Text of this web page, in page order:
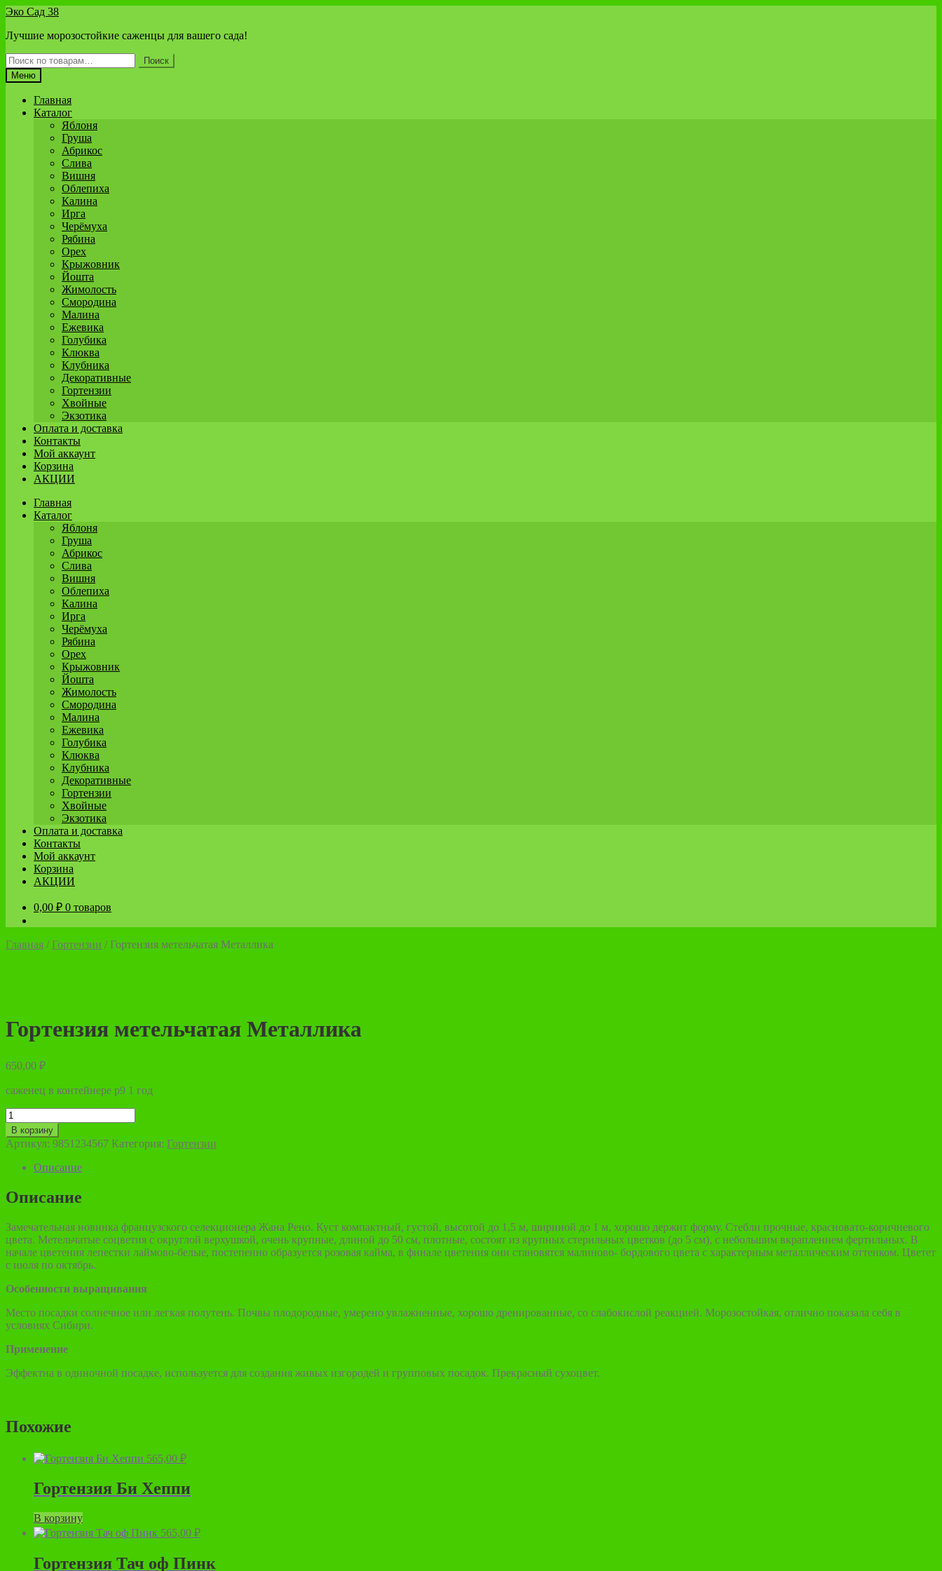
Перейти
навигации
Перейти
содержимому
Эко Сад 38
Лучшие морозостойкие саженцы для вашего сада!
Искать:
Поиск
Меню
Главная
Каталог
Яблоня
Груша
Абрикос
Слива
Вишня
Облепиха
Калина
Ирга
Черёмуха
Рябина
Орех
Крыжовник
Йошта
Жимолость
Смородина
Малина
Ежевика
Голубика
Клюква
Клубника
Декоративные
Гортензии
Хвойные
Экзотика
Оплата и доставка
Контакты
Мой аккаунт
Корзина
АКЦИИ
Главная
Каталог
Яблоня
Груша
Абрикос
Слива
Вишня
Облепиха
Калина
Ирга
Черёмуха
Рябина
Орех
Крыжовник
Йошта
Жимолость
Смородина
Малина
Ежевика
Голубика
Клюква
Клубника
Декоративные
Гортензии
Хвойные
Экзотика
Оплата и доставка
Контакты
Мой аккаунт
Корзина
АКЦИИ
0,00 ₽ 0 товаров
Главная /Гортензии /Гортензия метельчатая Металлика
Гортензия метельчатая Металлика
650,00 ₽
саженец в контейнере р9 1 год
Количество
товара
Гортензия
метельчатая
Металлика
В корзину
Артикул: 9851234567 Категория: Гортензии
Описание
Описание
Замечательная новинка французского селекционера Жана Рено. Куст компактный, густой, высотой до 1,5 м, шириной до 1 м, хорошо держит форму. Стебли прочные, красновато-коричневого
цвета. Метельчатые соцветия с округлой верхушкой, очень крупные, длиной до 50 см, плотные, состоят из крупных стерильных цветков (до 5 см), с небольшим вкраплением фертильных. В
начале цветения лепестки лаймово-белые, постепенно образуется розовая кайма, в финале цветения они становятся малиново- бордового цвета с характерным металлическим оттенком. Цветет
с июля по октябрь.
Особенности выращивания
Место посадки солнечное или легкая полутень. Почвы плодородные, умерено увлажненные, хорошо дренированные, со слабокислой реакцией. Морозостойкая, отлично показала себя в
условиях Сибири.
Применение
Эффектна в одиночной посадке, используется для создания живых изгородей и групповых посадок. Прекрасный сухоцвет.
Похожие
565,00 ₽
Гортензия Би Хеппи
В корзину
565,00 ₽
Гортензия Тач оф Пинк